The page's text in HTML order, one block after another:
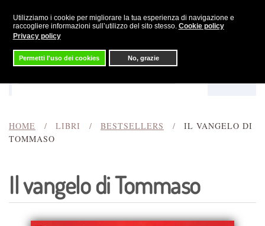
Utilizziamo i cookie per migliorare la tua esperienza di navigazione e
raccogliere informazioni sull’utilizzo del sito stesso. Cookie policy
Privacy policy
Permetti l'uso dei cookies No, grazie
Skip to main content
HOME LIBRI BESTSELLERS
IL VANGELO DI
TOMMASO
Il vangelo di Tommaso